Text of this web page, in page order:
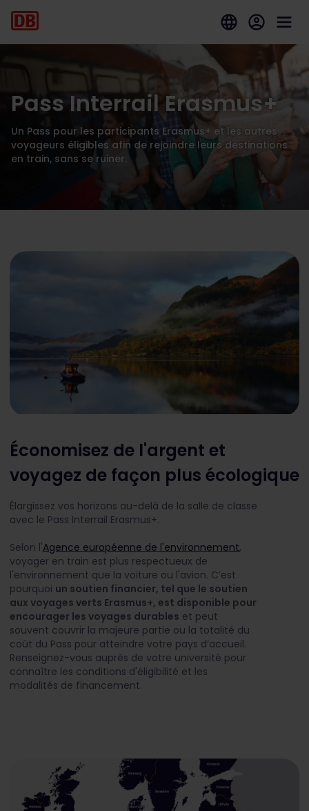
Pass Interrail Erasmus+
Un Pass pour les participants Erasmus+ et les autres
voyageurs éligibles afin de rejoindre leurs destinations
en train, sans se ruiner.
Économisez de l'argent et
voyagez de façon plus écologique
Élargissez vos horizons au-delà de la salle de classe
avec le Pass Interrail Erasmus+.
Selon l'Agence européenne de l'environnement,
voyager en train est plus respectueux de
l'environnement que la voiture ou l'avion. C’est
pourquoi un soutien financier, tel que le soutien
aux voyages verts Erasmus+, est disponible pour
encourager les voyages durables et peut
souvent couvrir la majeure partie ou la totalité du
coût du Pass pour atteindre votre pays d’accueil.
Renseignez-vous auprès de votre université pour
connaître les conditions d'éligibilité et les
modalités de financement.